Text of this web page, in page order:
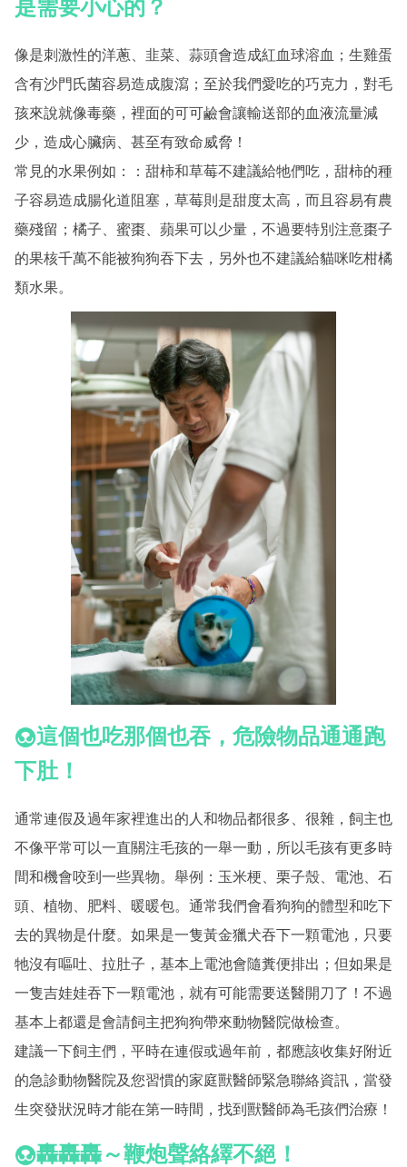
是需要小心的？
像是刺激性的洋蔥、韭菜、蒜頭會造成紅血球溶血；生雞蛋
含有沙門氏菌容易造成腹瀉；至於我們愛吃的巧克力，對毛
孩來說就像毒藥，裡面的可可鹼會讓輸送部的血液流量減
少，造成心臟病、甚至有致命威脅！
常見的水果例如：：甜柿和草莓不建議給牠們吃，甜柿的種
子容易造成腸化道阻塞，草莓則是甜度太高，而且容易有農
藥殘留；橘子、蜜棗、蘋果可以少量，不過要特別注意棗子
的果核千萬不能被狗狗吞下去，另外也不建議給貓咪吃柑橘
類水果。
這個也吃那個也吞，危險物品通通跑
下肚！
通常連假及過年家裡進出的人和物品都很多、很雜，飼主也
不像平常可以一直關注毛孩的一舉一動，所以毛孩有更多時
間和機會咬到一些異物。舉例：玉米梗、栗子殼、電池、石
頭、植物、肥料、暖暖包。通常我們會看狗狗的體型和吃下
去的異物是什麼。如果是一隻黃金獵犬吞下一顆電池，只要
牠沒有嘔吐、拉肚子，基本上電池會隨糞便排出；但如果是
一隻吉娃娃吞下一顆電池，就有可能需要送醫開刀了！不過
基本上都還是會請飼主把狗狗帶來動物醫院做檢查。
建議一下飼主們，平時在連假或過年前，都應該收集好附近
的急診動物醫院及您習慣的家庭獸醫師緊急聯絡資訊，當發
生突發狀況時才能在第一時間，找到獸醫師為毛孩們治療！
轟轟轟～鞭炮聲絡繹不絕！